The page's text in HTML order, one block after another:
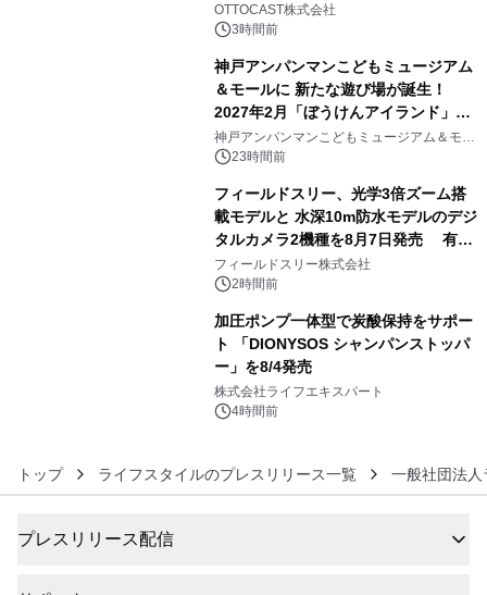
OTTOCAST株式会社
3時間前
神戸アンパンマンこどもミュージアム
＆モールに 新たな遊び場が誕生！
2027年2月「ぼうけんアイランド」が
オープン
神戸アンパンマンこどもミュージアム＆モー
ル 23時間前
フィールドスリー、光学3倍ズーム搭
載モデルと 水深10m防水モデルのデジ
タルカメラ2機種を8月7日発売 有効
約1300万画素、用途別に選べるコンデ
ジ新登場
フィールドスリー株式会社
2時間前
加圧ポンプ一体型で炭酸保持をサポー
ト 「DIONYSOS シャンパンストッパ
ー」を8/4発売
株式会社ライフエキスパート
4時間前
トップ ライフスタイルのプレスリリース一覧 一般社団法
プレスリリース配信